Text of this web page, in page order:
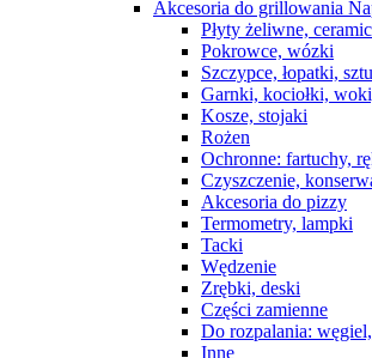
Akcesoria do grillowania
Płyty żeliwne,
Pokrowce, wózki
Szczypce, łopatki,
Garnki, kociołki,
Kosze, stojaki
Rożen
Ochronne: fartuchy,
Czyszczenie,
Akcesoria do pizzy
Termometry, lampki
Tacki
Wędzenie
Zrębki, deski
Części zamienne
Do rozpalania:
Inne